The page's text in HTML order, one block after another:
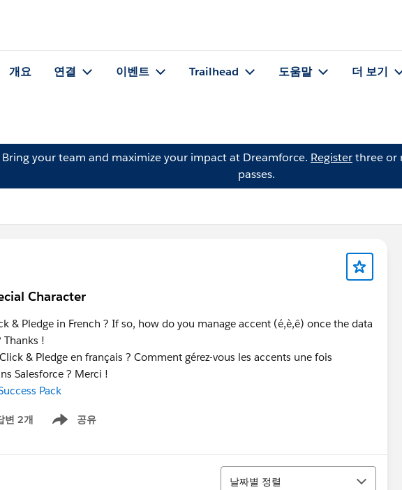
개요 연결 이벤트 Trailhead 도움말 더 보기
Bring your team and maximize your impact at Dreamforce. Registerthree or
passes.
Character
& Pledge in French ? If so, how do you manage accent (é,è,ê) once the data
Thanks !
& Pledge en français ? Comment gérez-vous les accents une fois
Salesforce ? Merci !
Pack
변 2개 공유
Show menu
정렬
날짜별 정렬